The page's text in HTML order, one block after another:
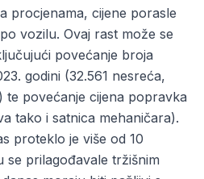
procjenama, cijene porasle
vozilu. Ovaj rast može se
povećanje broja
godini (32.561 nesreća,
te povećanje cijena popravka
tako i satnica mehaničara).
proteklo je više od 10
se prilagođavale tržišnim